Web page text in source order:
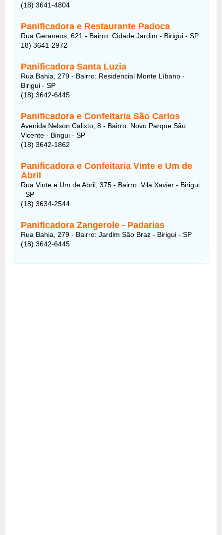
(18) 3641-4804
Panificadora e Restaurante Padoca
Rua Geraneos, 621 - Bairro: Cidade Jardim - Birigui - SP
18) 3641-2972
Panificadora Santa Luzia
Rua Bahia, 279 - Bairro: Residencial Monte Líbano -
Birigui - SP
(18) 3642-6445
Panificadora e Confeitaria São Carlos
Avenida Nelson Calixto, 8 - Bairro: Novo Parque São
Vicente - Birigui - SP
(18) 3642-1862
Panificadora e Confeitaria Vinte e Um de
Abril
Rua Vinte e Um de Abril, 375 - Bairro: Vila Xavier - Birigui
- SP
(18) 3634-2544
Panificadora Zangerole - Padarias
Rua Bahia, 279 - Bairro: Jardim São Braz - Birigui - SP
(18) 3642-6445